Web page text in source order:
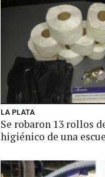
LA PLATA
Se robaron 13 rollos
higiénico de una